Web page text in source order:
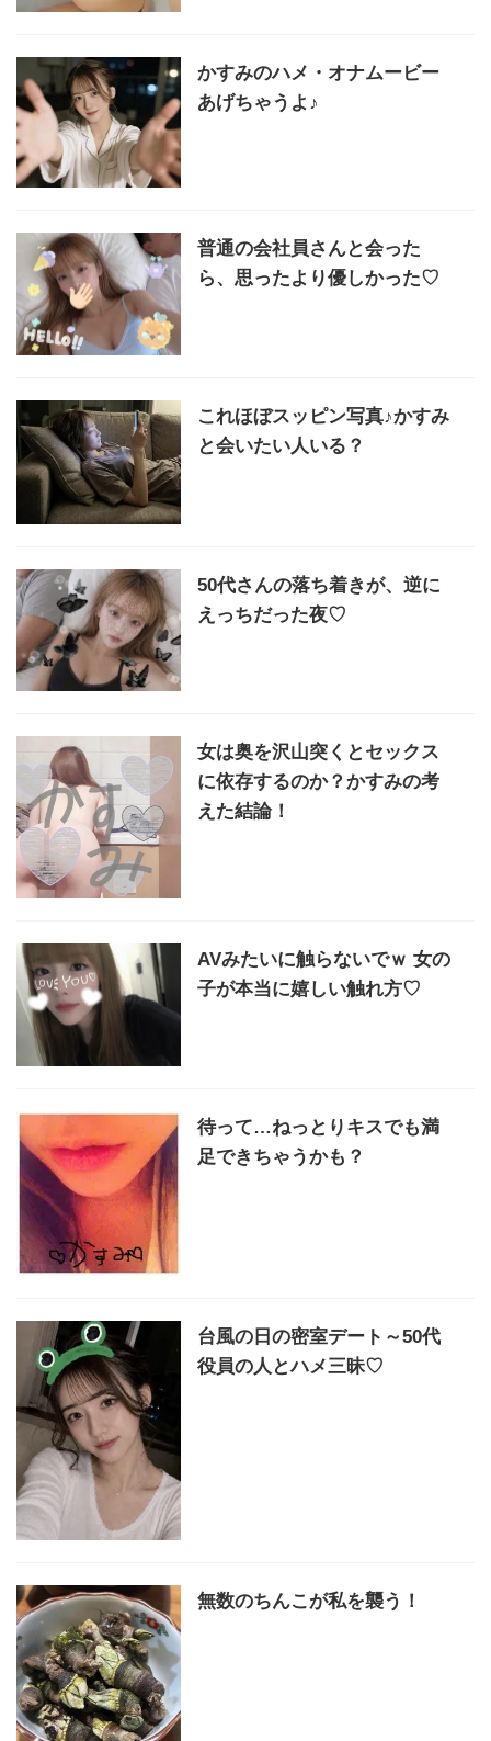
かすみのハメ・オナムービー
あげちゃうよ♪
普通の会社員さんと会った
ら、思ったより優しかった♡
これほぼスッピン写真♪かすみ
と会いたい人いる？
50代さんの落ち着きが、逆に
えっちだった夜♡
女は奥を沢山突くとセックス
に依存するのか？かすみの考
えた結論！
AVみたいに触らないでｗ 女の
子が本当に嬉しい触れ方♡
待って…ねっとりキスでも満
足できちゃうかも？
台風の日の密室デート～50代
役員の人とハメ三昧♡
無数のちんこが私を襲う！